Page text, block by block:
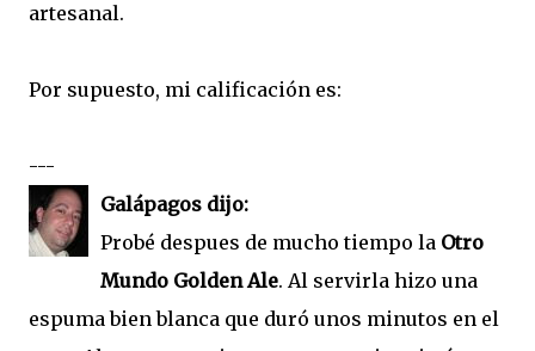
artesanal.
Por supuesto, mi calificación es:
---
Galápagos dijo:
Probé despues de mucho tiempo la Otro
Mundo Golden Ale. Al servirla hizo una
espuma bien blanca que duró unos minutos en el